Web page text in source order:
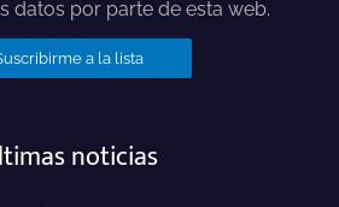
datos por parte de esta web.
noticias